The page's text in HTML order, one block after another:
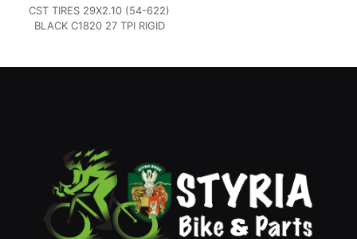
CST TIRES 29X2.10 (54-622)
BLACK C1820 27 TPI RIGID